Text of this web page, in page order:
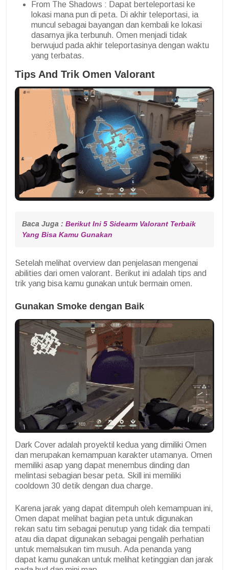
From The Shadows : Dapat berteleportasi ke
lokasi mana pun di peta. Di akhir teleportasi, ia
muncul sebagai bayangan dan kembali ke lokasi
dasarnya jika terbunuh. Omen menjadi tidak
berwujud pada akhir teleportasinya dengan waktu
yang terbatas.
Tips And Trik Omen Valorant
Baca Juga : Berikut Ini 5 Sidearm Valorant Terbaik
Yang Bisa Kamu Gunakan
Setelah melihat overview dan penjelasan mengenai
abilities dari omen valorant. Berikut ini adalah tips and
trik yang bisa kamu gunakan untuk bermain omen.
Gunakan Smoke dengan Baik
Dark Cover adalah proyektil kedua yang dimiliki Omen
dan merupakan kemampuan karakter utamanya. Omen
memiliki asap yang dapat menembus dinding dan
melintasi sebagian besar peta. Skill ini memiliki
cooldown 30 detik dengan dua charge.
Karena jarak yang dapat ditempuh oleh kemampuan ini,
Omen dapat melihat bagian peta untuk digunakan
rekan satu tim sebagai penutup yang tidak dia tempati
atau dia dapat digunakan sebagai pengalih perhatian
untuk memalsukan tim musuh. Ada penanda yang
dapat kamu gunakan untuk melihat ketinggian dan jarak